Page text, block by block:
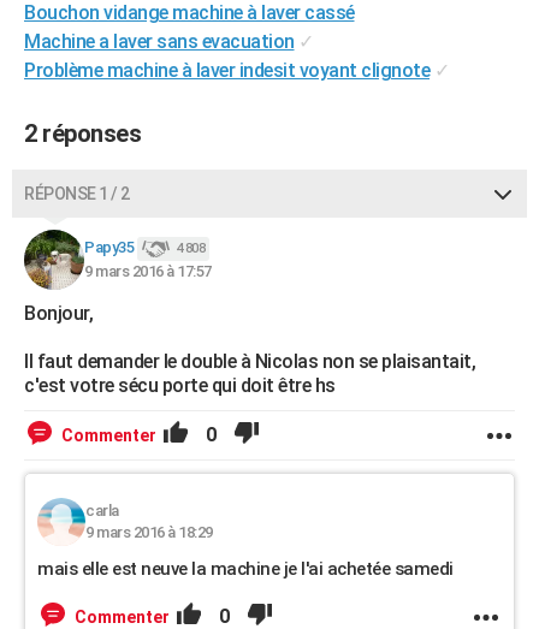
Destinations
City break
Voyage nature
Voyage de noces
Forum
Climat
+PHOTO
GUIDES D'ACHAT
BONS PLANS
Dictionnaire
Biographies
Citations
Expressions
Proverbes
PROGRAMME TV
COPAINS D'AVANT
S'inscrire
Se connecter
Lycées
Collèges
Primaires
Universités
Entreprises
Service militaire
Avis de recherche
AVIS DE DÉCÈS
FORUM
Bouchon vidange machine à laver cassé
Machine a laver sans evacuation ✓
Problème machine à laver indesit voyant clignote ✓
2 réponses
RÉPONSE 1 / 2
Papy35 4 808
9 mars 2016 à 17:57
Bonjour,
Il faut demander le double à Nicolas non se plaisantait,
c'est votre sécu porte qui doit être hs
Commenter 0
carla
9 mars 2016 à 18:29
mais elle est neuve la machine je l'ai achetée samedi
Commenter 0